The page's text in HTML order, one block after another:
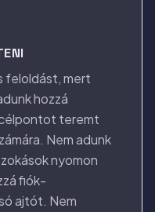
feloldást, mert
hozzá
teremt
Nem adunk
nyomon
fiók-
ajtót. Nem